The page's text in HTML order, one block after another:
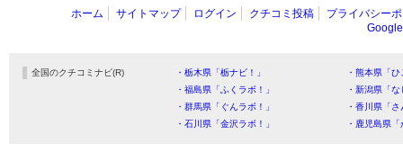
ホーム サイトマップ ログイン クチコミ投稿
プライバシー
全国のクチコミナビ(R) ・栃木県「栃ナビ！」
・熊本県「
・福島県「ふくラボ！」
・新潟県「
・群馬県「ぐんラボ！」
・香川県「
・石川県「金沢ラボ！」
・鹿児島県